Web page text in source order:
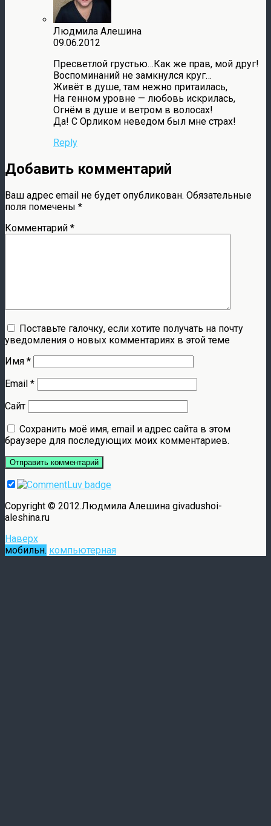
Людмила Алешина
09.06.2012
Пресветлой грустью…Как же прав, мой друг!
Воспоминаний не замкнулся круг…
Живёт в душе, там нежно притаилась,
На генном уровне — любовь искрилась,
Огнём в душе и ветром в волосах!
Да! С Орликом неведом был мне страх!
Reply
Добавить комментарий
Ваш адрес email не будет опубликован. Обязательные
поля помечены *
Комментарий *
Поставьте галочку, если хотите получать на почту
уведомления о новых комментариях в этой теме
Имя *
Email *
Сайт
Сохранить моё имя, email и адрес сайта в этом
браузере для последующих моих комментариев.
Copyright © 2012.Людмила Алешина givadushoi-
aleshina.ru
Наверх
мобильн. компьютерная